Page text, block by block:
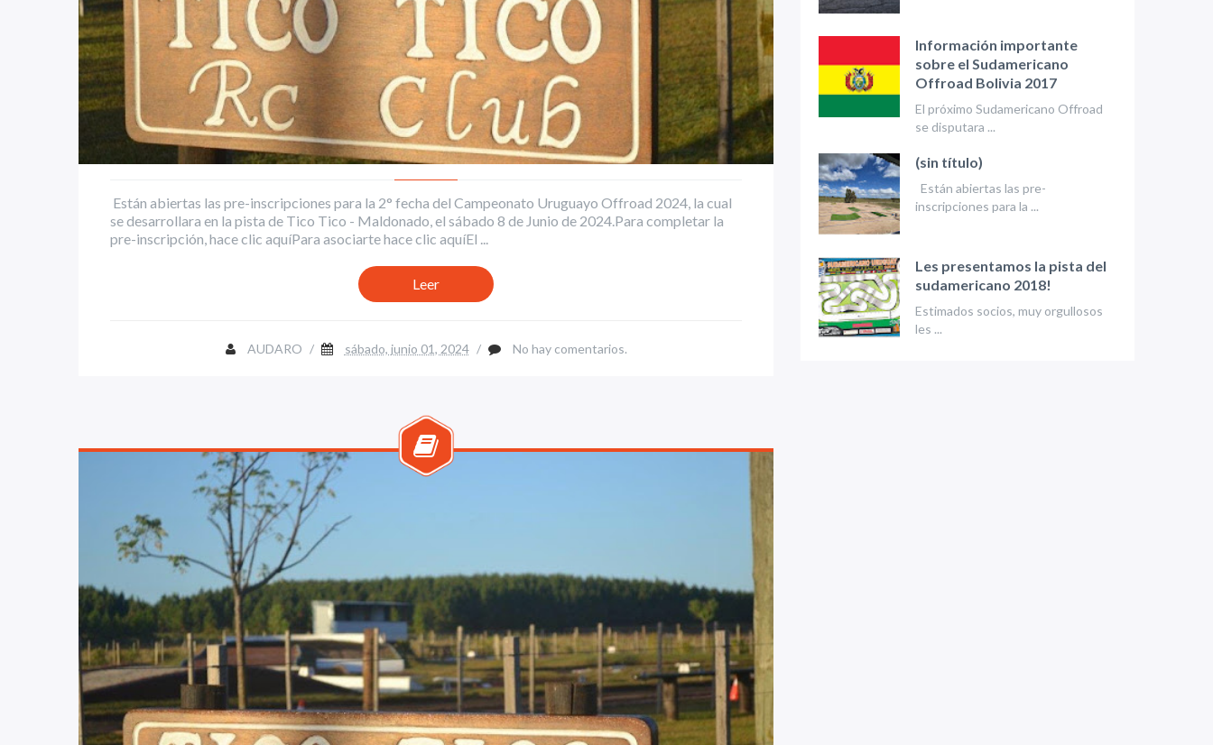
Están abiertas las pre-inscripciones para la 2° fecha del Campeonato Uruguayo Offroad 2024, la cual
se desarrollara en la pista de Tico Tico - Maldonado, el sábado 8 de Junio de 2024.Para completar la
pre-inscripción, hace clic aquíPara asociarte hace clic aquíEl ...
Leer
AUDARO / sábado, junio 01, 2024 / No hay comentarios.
Información importante
sobre el Sudamericano
Offroad Bolivia 2017
El próximo Sudamericano Offroad
se disputara ...
(sin título)
Están abiertas las pre-
inscripciones para la ...
Les presentamos la pista del
sudamericano 2018!
Estimados socios, muy orgullosos
les ...